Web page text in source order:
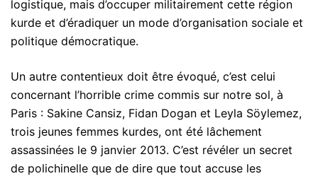
logistique, mais d’occuper militairement cette région
kurde et d’éradiquer un mode d’organisation sociale et
politique démocratique.
Un autre contentieux doit être évoqué, c’est celui
concernant l’horrible crime commis sur notre sol, à
Paris : Sakine Cansiz, Fidan Dogan et Leyla Söylemez,
trois jeunes femmes kurdes, ont été lâchement
assassinées le 9 janvier 2013. C’est révéler un secret
de polichinelle que de dire que tout accuse les